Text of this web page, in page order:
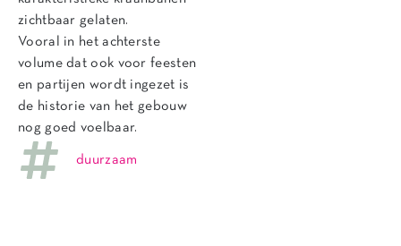
zichtbaar gelaten.
Vooral in het achterste
volume dat ook voor feesten
en partijen wordt ingezet is
de historie van het gebouw
nog goed voelbaar.
duurzaam